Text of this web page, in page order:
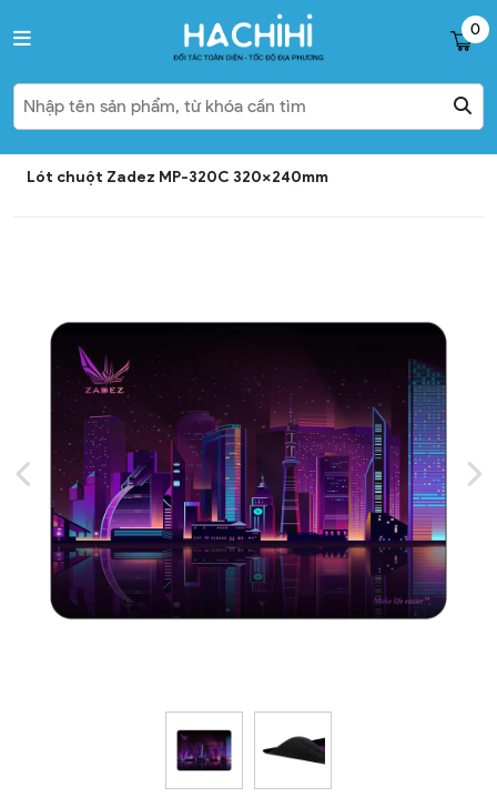
0
Lót chuột Zadez MP-320C 320x240mm